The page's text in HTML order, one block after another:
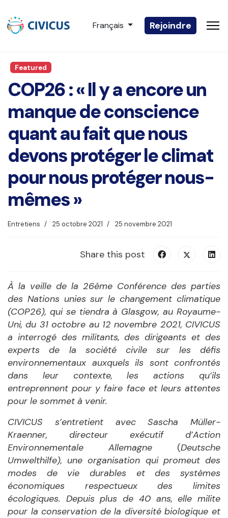
Sélectionnez votre langue
Français Rejoindre
Featured
COP26 : « Il y a encore un
manque de conscience
quant au fait que nous
devons protéger le climat
pour nous protéger nous-
mêmes »
Entretiens 25 octobre 2021 25 novembre 2021
Share this post
À la veille de la 26ème Conférence des parties
des Nations unies sur le changement climatique
(COP26), qui se tiendra à Glasgow, au Royaume-
Uni, du 31 octobre au 12 novembre 2021, CIVICUS
a interrogé des militants, des dirigeants et des
experts de la société civile sur les défis
environnementaux auxquels ils sont confrontés
dans leur contexte, les actions qu’ils
entreprennent pour y faire face et leurs attentes
pour le sommet à venir.
CIVICUS s’entretient avec Sascha Müller-
Kraenner, directeur exécutif d’Action
Environnementale Allemagne (Deutsche
Umwelthilfe), une organisation qui promeut des
modes de vie durables et des systèmes
économiques respectueux des limites
écologiques. Depuis plus de 40 ans, elle milite
pour la conservation de la diversité biologique et